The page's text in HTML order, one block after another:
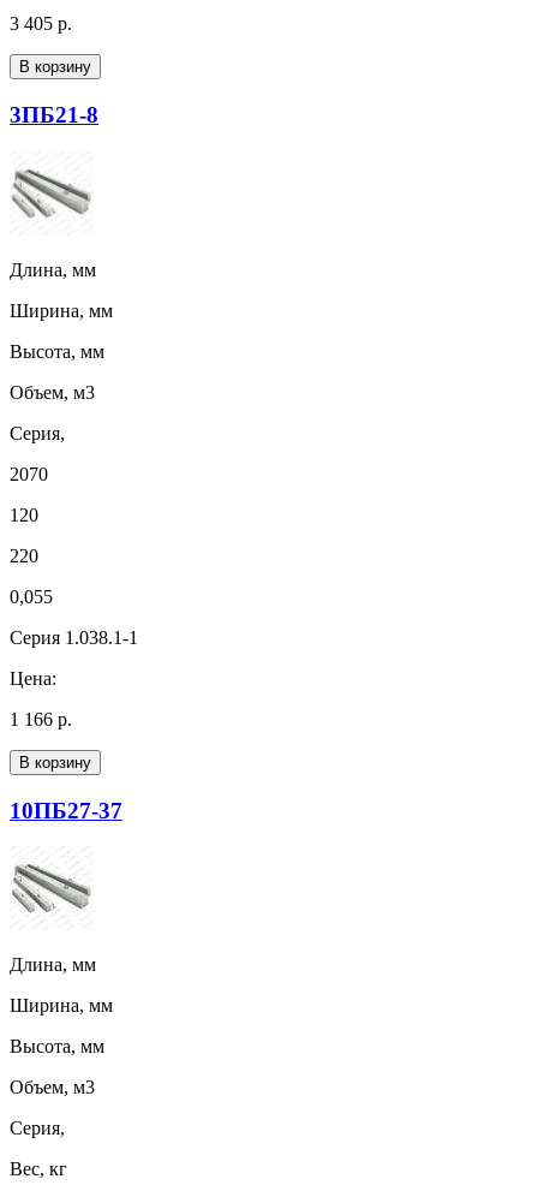
3 405 р.
В корзину
3ПБ21-8
Длина, мм
Ширина, мм
Высота, мм
Объем, м3
Серия,
2070
120
220
0,055
Серия 1.038.1-1
Цена:
1 166 р.
В корзину
10ПБ27-37
Длина, мм
Ширина, мм
Высота, мм
Объем, м3
Серия,
Вес, кг